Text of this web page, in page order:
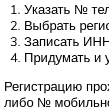
Указать №
Выбрать
Записать
Придумать и
Регистрацию
либо №